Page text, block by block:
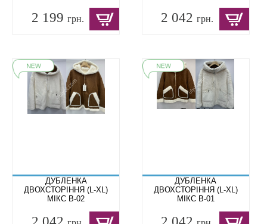
2 199 грн. 2 042грн.
ДУБЛЕНКА
ДВОХСТОРІННЯ (L-XL)
МІКС B-02
ДУБЛЕНКА
ДВОХСТОРІННЯ (L-XL)
МІКС B-01